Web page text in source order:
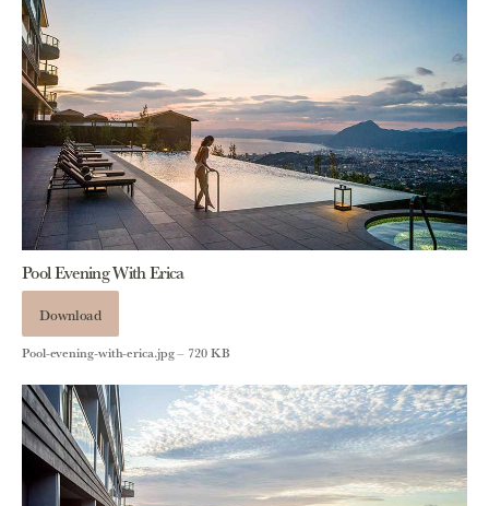
Pool Evening With Erica
Download
Pool-evening-with-erica.jpg – 720 KB